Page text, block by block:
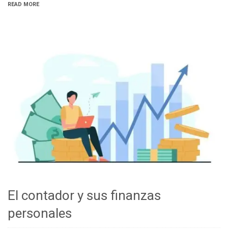
READ MORE
El contador y sus finanzas
personales